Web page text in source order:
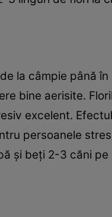
la câmpie până
bine aerisite.
excelent.
persoanele
şi beţi 2-3 căni pe